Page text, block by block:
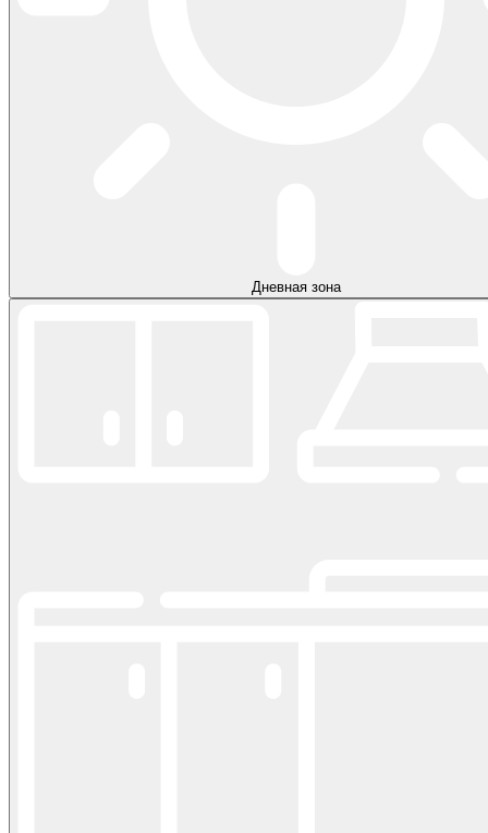
Дневная зона